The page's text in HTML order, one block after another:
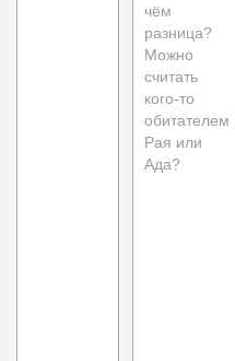
чём
разница?
Можно
считать
кого-то
обитателем
Рая или
Ада?